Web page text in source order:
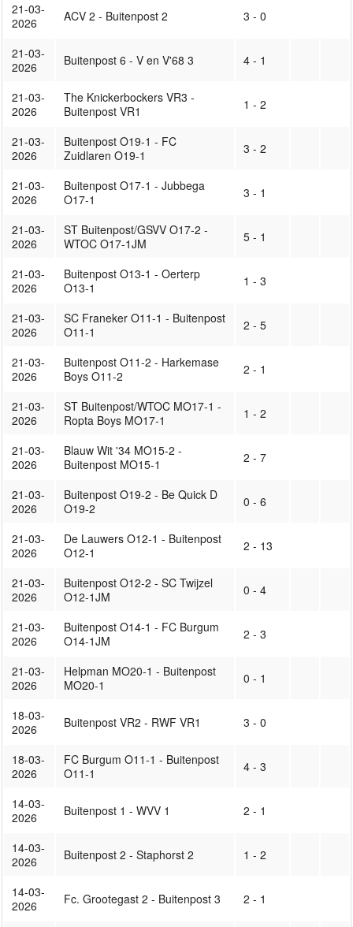
21-03-
2026
ACV 2 - Buitenpost 2 3 - 0
21-03-
2026
Buitenpost 6 - V en V'68 3 4 - 1
21-03-
2026
The Knickerbockers VR3 -
Buitenpost VR1
1 - 2
21-03-
2026
Buitenpost O19-1 - FC
Zuidlaren O19-1
3 - 2
21-03-
2026
Buitenpost O17-1 - Jubbega
O17-1
3 - 1
21-03-
2026
ST Buitenpost/GSVV O17-2 -
WTOC O17-1JM
5 - 1
21-03-
2026
Buitenpost O13-1 - Oerterp
O13-1
1 - 3
21-03-
2026
SC Franeker O11-1 - Buitenpost
O11-1
2 - 5
21-03-
2026
Buitenpost O11-2 - Harkemase
Boys O11-2
2 - 1
21-03-
2026
ST Buitenpost/WTOC MO17-1 -
Ropta Boys MO17-1
1 - 2
21-03-
2026
Blauw Wit '34 MO15-2 -
Buitenpost MO15-1
2 - 7
21-03-
2026
Buitenpost O19-2 - Be Quick D
O19-2
0 - 6
21-03-
2026
De Lauwers O12-1 - Buitenpost
O12-1
2 - 13
21-03-
2026
Buitenpost O12-2 - SC Twijzel
O12-1JM
0 - 4
21-03-
2026
Buitenpost O14-1 - FC Burgum
O14-1JM
2 - 3
21-03-
2026
Helpman MO20-1 - Buitenpost
MO20-1
0 - 1
18-03-
2026
Buitenpost VR2 - RWF VR1 3 - 0
18-03-
2026
FC Burgum O11-1 - Buitenpost
O11-1
4 - 3
14-03-
2026
Buitenpost 1 - WVV 1 2 - 1
14-03-
2026
Buitenpost 2 - Staphorst 2 1 - 2
14-03-
2026
Fc. Grootegast 2 - Buitenpost 3 2 - 1